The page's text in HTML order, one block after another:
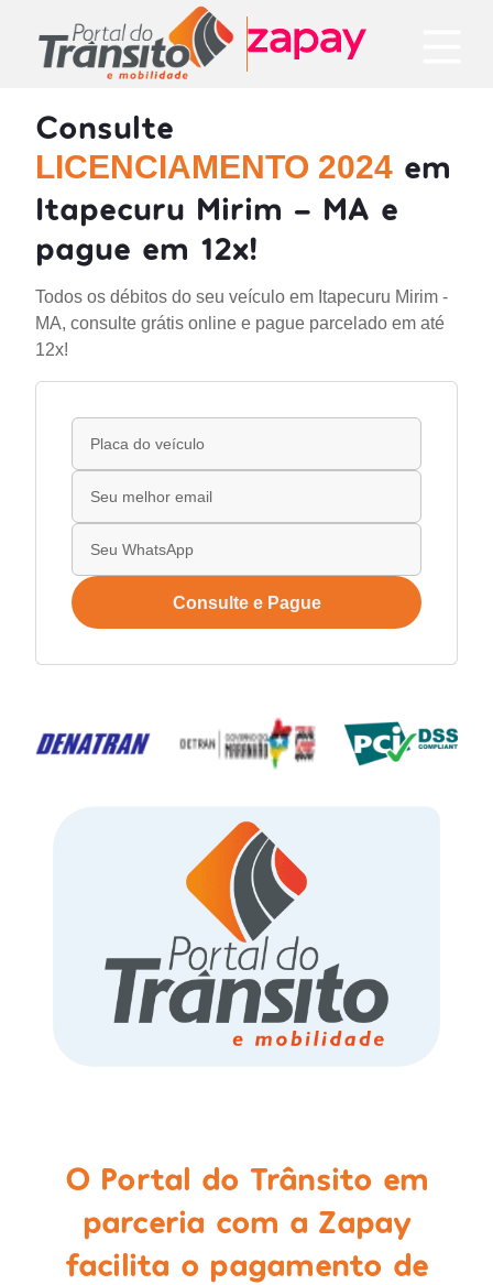
Consulte
LICENCIAMENTO 2024 em
Itapecuru Mirim - MA e
pague em 12x!
Todos os débitos do seu veículo em Itapecuru Mirim -
MA, consulte grátis online e pague parcelado em até
12x!
Consulte e Pague
O Portal do Trânsito em
parceria com a Zapay
facilita o pagamento de